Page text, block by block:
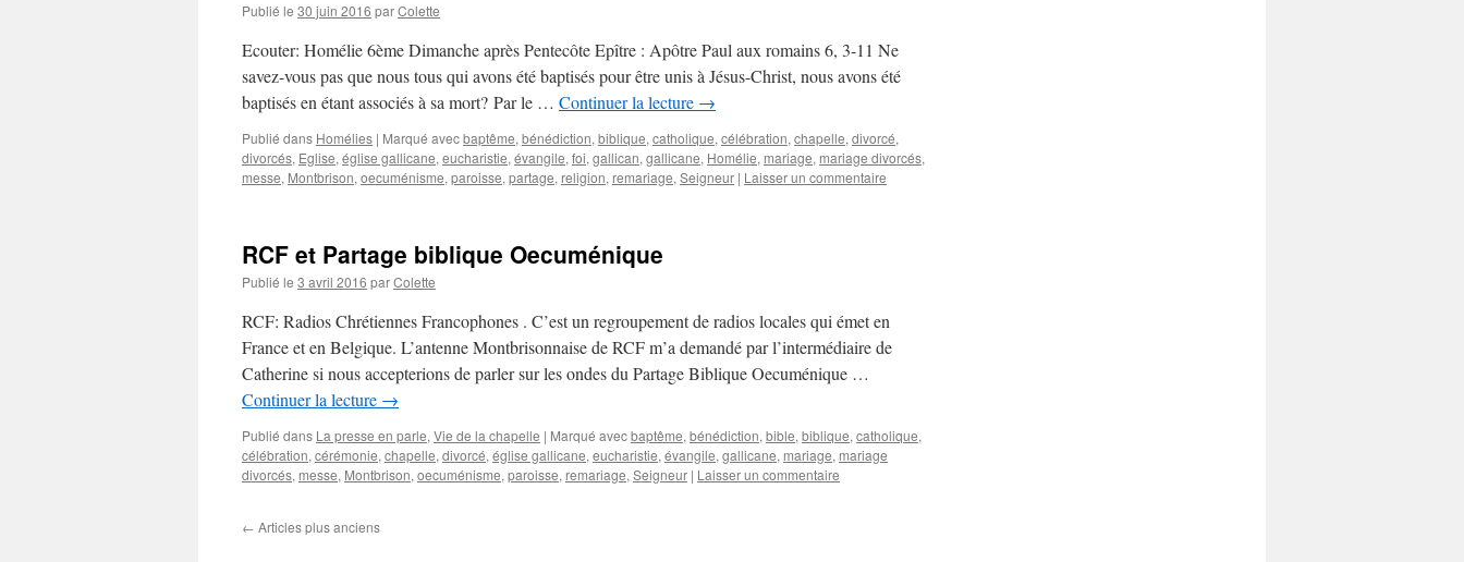
Publié le 30 juin 2016 parColette
Ecouter: Homélie 6ème Dimanche après Pentecôte Epître : Apôtre Paul aux romains 6, 3-11 Ne
savez-vous pas que nous tous qui avons été baptisés pour être unis à Jésus-Christ, nous avons été
baptisés en étant associés à sa mort? Par le … Continuer la lecture →
Publié dans Homélies | Marqué avecbaptême, bénédiction, biblique, catholique, célébration, chapelle, divorcé,
divorcés, Eglise, église gallicane, eucharistie, évangile, foi, gallican, gallicane, Homélie, mariage, mariage divorcés,
messe, Montbrison, oecuménisme, paroisse, partage, religion, remariage, Seigneur | Laisser un commentaire
RCF et Partage biblique Oecuménique
Publié le 3 avril 2016 parColette
RCF: Radios Chrétiennes Francophones . C’est un regroupement de radios locales qui émet en
France et en Belgique. L’antenne Montbrisonnaise de RCF m’a demandé par l’intermédiaire de
Catherine si nous accepterions de parler sur les ondes du Partage Biblique Oecuménique …
Continuer la lecture →
Publié dans La presse en parle, Vie de la chapelle | Marqué avecbaptême, bénédiction, bible, biblique, catholique,
célébration, cérémonie, chapelle, divorcé, église gallicane, eucharistie, évangile, gallicane, mariage, mariage
divorcés, messe, Montbrison, oecuménisme, paroisse, remariage, Seigneur | Laisser un commentaire
← Articles plus anciens